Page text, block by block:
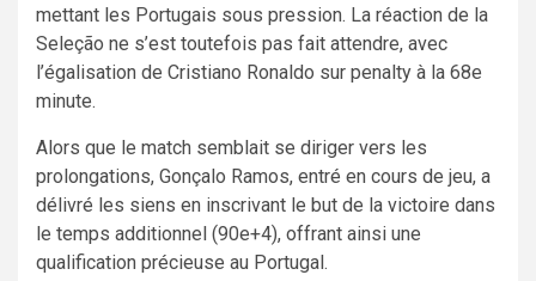
mettant les Portugais sous pression. La réaction de la
Seleção ne s’est toutefois pas fait attendre, avec
l’égalisation de Cristiano Ronaldo sur penalty à la 68e
minute.
Alors que le match semblait se diriger vers les
prolongations, Gonçalo Ramos, entré en cours de jeu, a
délivré les siens en inscrivant le but de la victoire dans
le temps additionnel (90e+4), offrant ainsi une
qualification précieuse au Portugal.